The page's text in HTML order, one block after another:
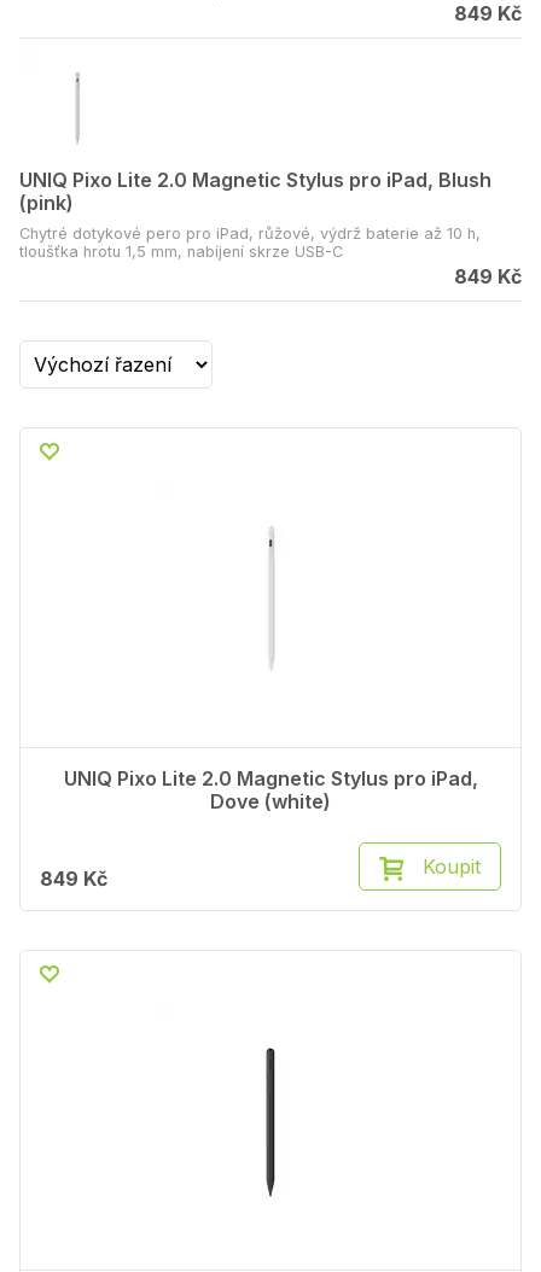
849 Kč
UNIQ Pixo Lite 2.0 Magnetic Stylus pro iPad, Blush
(pink)
Chytré dotykové pero pro iPad, růžové, výdrž baterie až 10 h,
tloušťka hrotu 1,5 mm, nabíjení skrze USB-C
849 Kč
UNIQ Pixo Lite 2.0 Magnetic Stylus pro iPad,
Dove (white)
849 Kč Koupit